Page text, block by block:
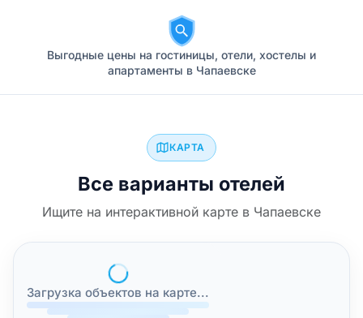
Выгодные цены на гостиницы, отели, хостелы и
апартаменты в Чапаевске
КАРТА
Все варианты отелей
Ищите на интерактивной карте в Чапаевске
Загрузка объектов на карте...